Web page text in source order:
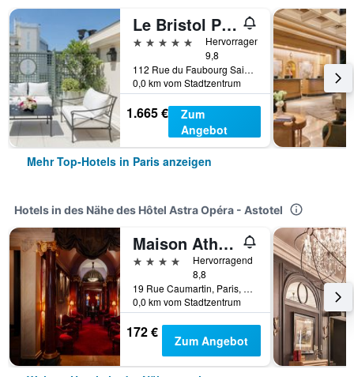
Le Bristol Paris
5 Sterne
Hervorragend
9,8
112 Rue du Faubourg Saint Honoré, Paris, Frankreich
0,0 km vom Stadtzentrum
1.665 €
Zum
Angebot
Mehr Top-Hotels in Paris anzeigen
Hotels in des Nähe des Hôtel Astra Opéra - Astotel
Maison Athénée
4 Sterne
Hervorragend
8,8
19 Rue Caumartin, Paris, Frankreich
0,0 km vom Stadtzentrum
172 € Zum Angebot